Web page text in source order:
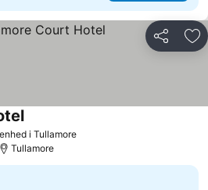
Del
i Tullamore
Tullamore